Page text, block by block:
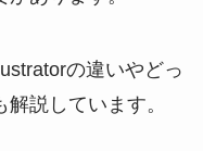
の違いやどっ
説しています。